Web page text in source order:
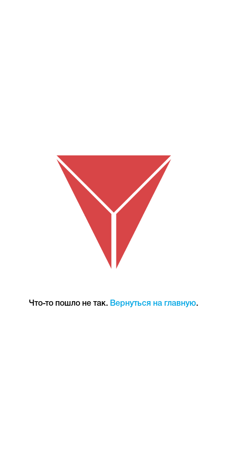
Что-то пошло не так. Вернуться на главную.